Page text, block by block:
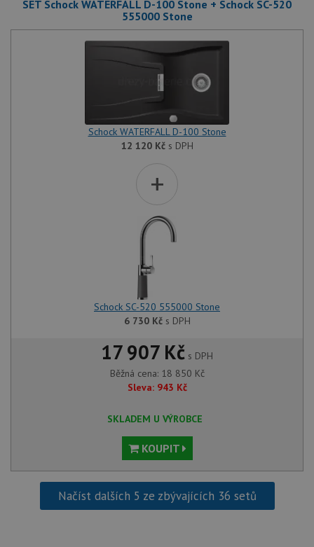
SET Schock WATERFALL D-100 Stone + Schock SC-520
555000 Stone
Schock WATERFALL D-100 Stone
12 120 Kčs DPH
+
Schock SC-520 555000 Stone
6 730 Kčs DPH
17 907 Kč s DPH
Běžná cena: 18 850 Kč
Sleva: 943 Kč
SKLADEM U VÝROBCE
KOUPIT
Načíst dalších 5 ze zbývajících 36 setů